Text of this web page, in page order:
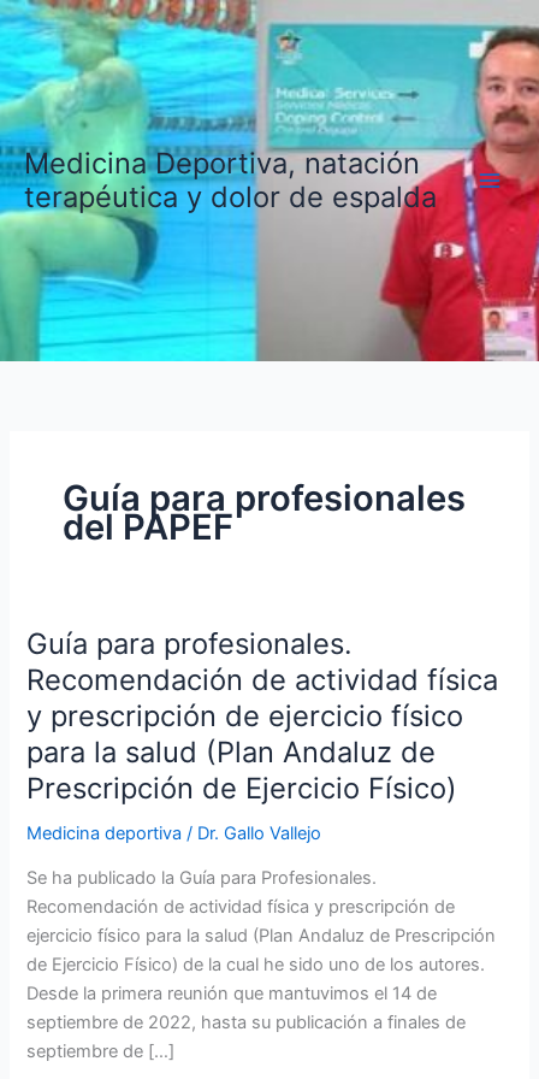
Ir
contenido
Medicina Deportiva, natación
terapéutica y dolor de espalda
Guía para profesionales
del PAPEF
Guía para profesionales.
Recomendación de actividad física
y prescripción de ejercicio físico
para la salud (Plan Andaluz de
Prescripción de Ejercicio Físico)
Medicina deportiva / Dr. Gallo Vallejo
Se ha publicado la Guía para Profesionales.
Recomendación de actividad física y prescripción de
ejercicio físico para la salud (Plan Andaluz de Prescripción
de Ejercicio Físico) de la cual he sido uno de los autores.
Desde la primera reunión que mantuvimos el 14 de
septiembre de 2022, hasta su publicación a finales de
septiembre de […]